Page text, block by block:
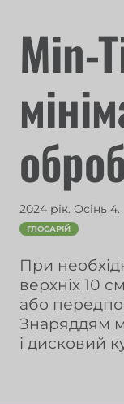
Min-
2024 рік. Осінь 4.
ГЛОСАРІЙ
При
верхніх 10
або
Знаряддям
і дисковий